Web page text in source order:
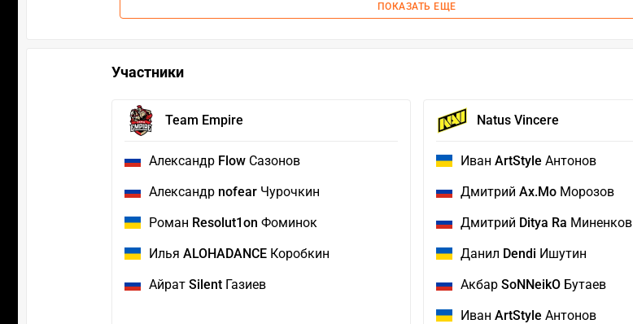
ПОКАЗАТЬ ЕЩЕ
Участники
Team Empire
Александр Flow Сазонов
Александр nofear Чурочкин
Роман Resolut1on Фоминок
Илья ALOHADANCE Коробкин
Айрат Silent Газиев
Natus Vincere
Иван ArtStyle Антонов
Дмитрий Ax.MoМорозов
Дмитрий Ditya Ra Миненков
Данил Dendi Ишутин
Акбар SoNNeikOБутаев
Иван ArtStyle Антонов